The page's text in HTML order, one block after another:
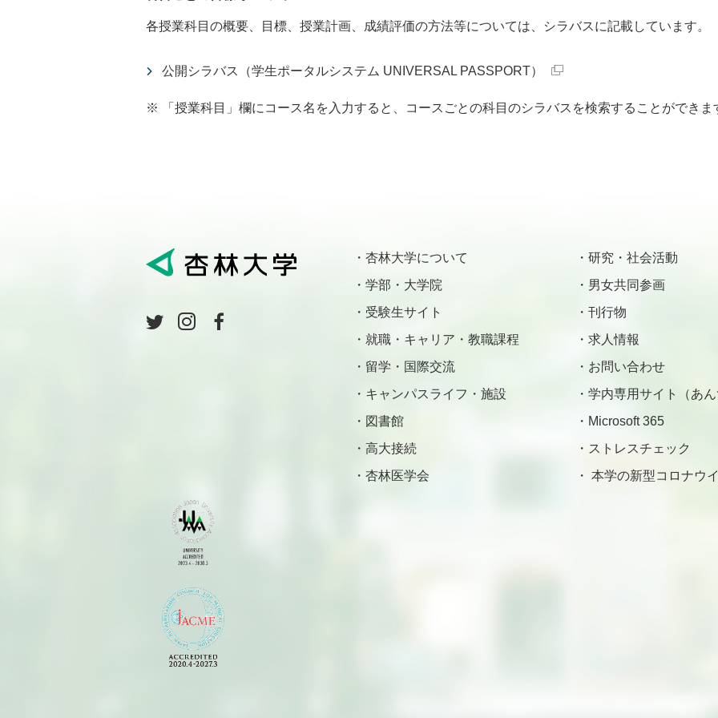
各授業科目の概要、目標、授業計画、成績評価の方法等については、シラバスに記載しています。
公開シラバス（学生ポータルシステム UNIVERSAL PASSPORT）
※ 「授業科目」欄にコース名を入力すると、コースごとの科目のシラバスを検索することができま
杏林大学について
学部・大学院
受験生サイト
就職・キャリア・教職課程
留学・国際交流
キャンパスライフ・施設
図書館
高大接続
杏林医学会
研究・社会活動
男女共同参画
刊行物
求人情報
お問い合わせ
学内専用サイト（あ
Microsoft 365
ストレスチェック
本学の新型コロナウ